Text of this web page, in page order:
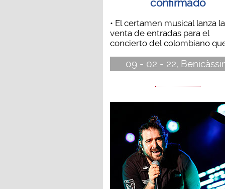
confirmado
• El certamen musical lanza la
venta de entradas para el
concierto del colombiano
09 - 02 - 22,